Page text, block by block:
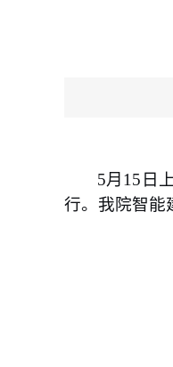
5月15日
行。我院智能